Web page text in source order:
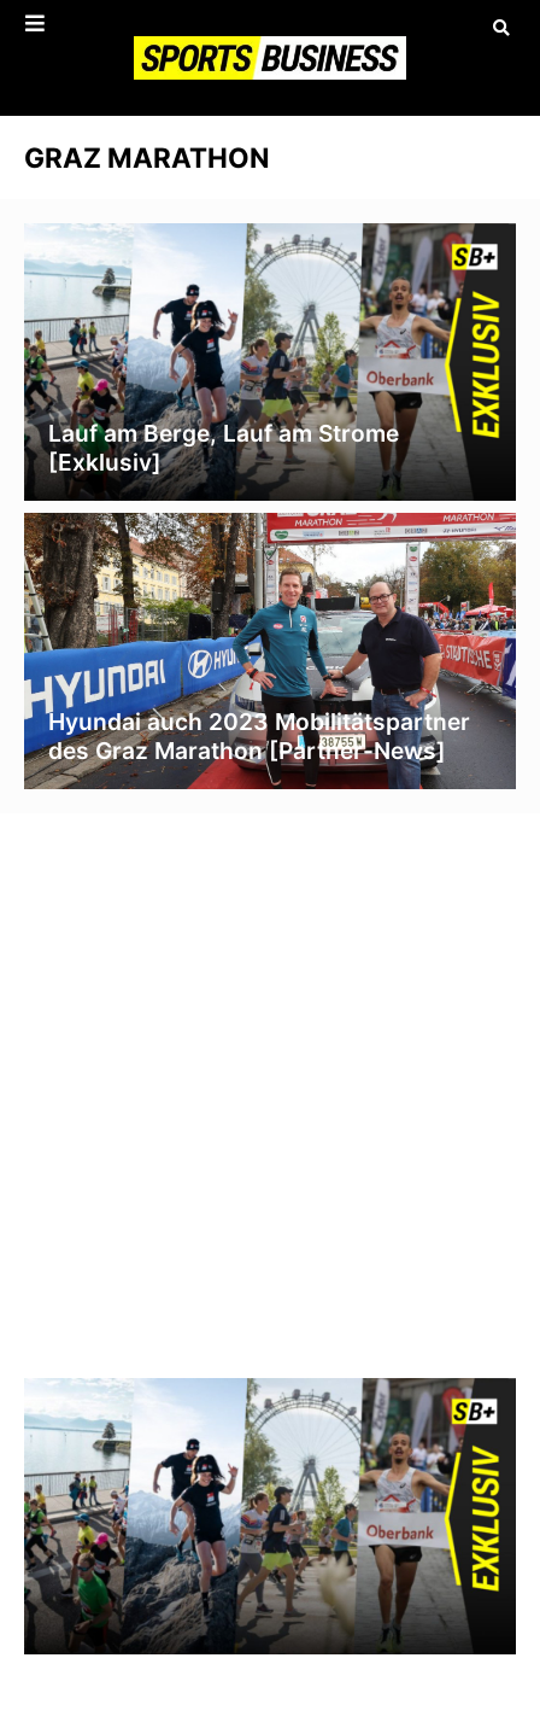
GRAZ MARATHON
Lauf am Berge, Lauf am Strome
[Exklusiv]
Hyundai auch 2023 Mobilitätspartner
des Graz Marathon [Partner-News]